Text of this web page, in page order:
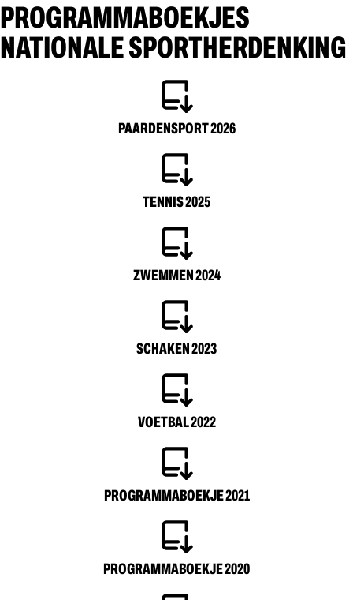
PROGRAMMABOEKJES
NATIONALE SPORTHERDENKING​
PAARDENSPORT 2026
TENNIS 2025
ZWEMMEN 2024
SCHAKEN 2023
VOETBAL 2022
PROGRAMMABOEKJE 2021
PROGRAMMABOEKJE 2020